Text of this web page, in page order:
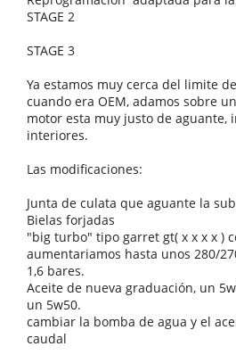
STAGE 2
STAGE 3
Ya estamos muy cerca del limite
cuando era OEM, adamos sobre
motor esta muy justo de aguante,
interiores.
Las modificaciones:
Junta de culata que aguante la
Bielas forjadas
"big turbo" tipo garret gt( x x x x )
aumentariamos hasta unos 280/
1,6 bares.
Aceite de nueva graduación, un
un 5w50.
cambiar la bomba de agua y el
caudal